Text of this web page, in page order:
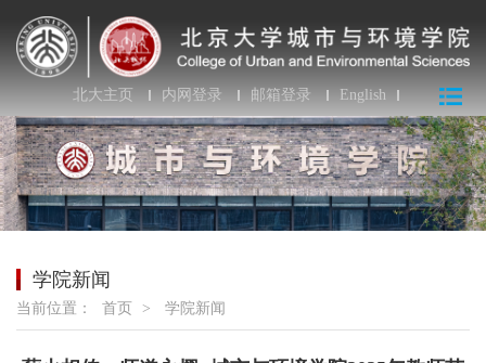
北大主页 内网登录 邮箱登录 English
学院新闻
当前位置： 首页 > 学院新闻